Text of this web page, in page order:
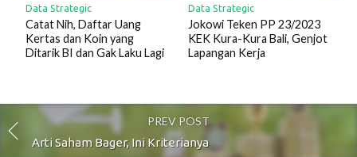
Data Strategic
Catat Nih, Daftar Uang
Kertas dan Koin yang
Ditarik BI dan Gak Laku Lagi
Data Strategic
Jokowi Teken PP 23/2023
KEK Kura-Kura Bali, Genjot
Lapangan Kerja
PREV POST
Arti Saham Bager, Ini Kriterianya